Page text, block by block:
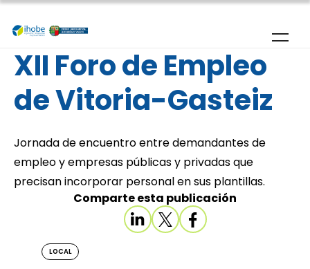
Pasar al contenido principal
XII Foro de Empleo
de Vitoria-Gasteiz
Jornada de encuentro entre demandantes de
empleo y empresas públicas y privadas que
precisan incorporar personal en sus plantillas.
Comparte esta publicación
LOCAL